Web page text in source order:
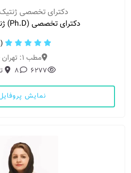
دکترای تخصصی
دکترای تخصصی (Ph.D) ژنتیک پزشکی
(8)
مطب 1: تهران -
6277
8
نمایش